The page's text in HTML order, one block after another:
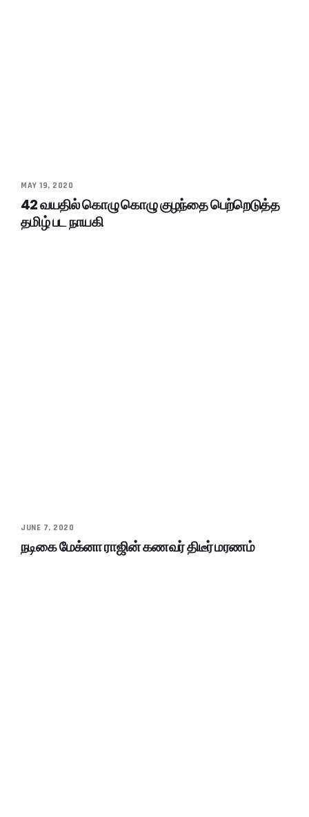
MAY 19, 2020
42 வயதில் கொழு கொழு குழந்தை பெற்றெடுத்த
தமிழ் பட நாயகி
JUNE 7, 2020
நடிகை மேக்னா ராஜின் கணவர் திடீர் மரணம்